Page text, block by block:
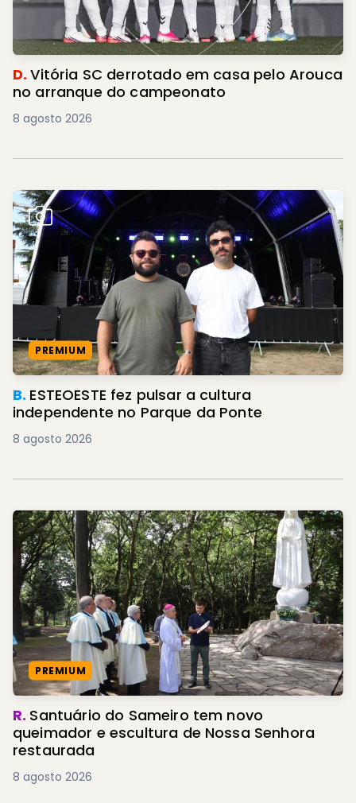
D.Vitória SC derrotado em casa pelo Arouca
no arranque do campeonato
8 agosto 2026
PREMIUM
B. ESTEOESTE fez pulsar a cultura
independente no Parque da Ponte
8 agosto 2026
PREMIUM
R. Santuário do Sameiro tem novo
queimador e escultura de Nossa Senhora
restaurada
8 agosto 2026